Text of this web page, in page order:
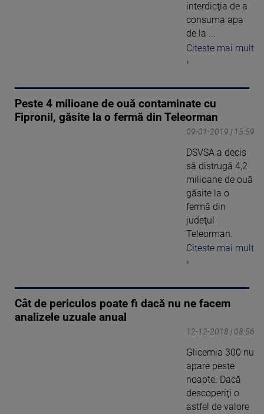
interdicţia de a
consuma apa
de la ...
Citeste mai mult
›
Peste 4 milioane de ouă contaminate cu
Fipronil, găsite la o fermă din Teleorman
09-01-2019 | 15:59
DSVSA a decis
să distrugă 4,2
milioane de ouă
găsite la o
fermă din
judeţul
Teleorman.
Citeste mai mult
›
Cât de periculos poate fi dacă nu ne facem
analizele uzuale anual
12-12-2018 | 08:56
Glicemia 300 nu
apare peste
noapte. Dacă
descoperiţi o
astfel de valore